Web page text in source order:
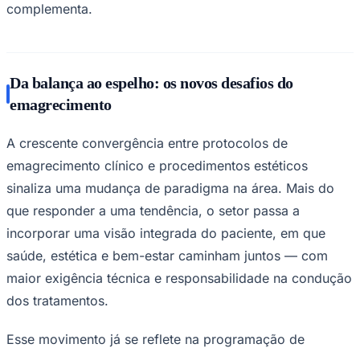
São Paulo
complementa.
Da balança ao espelho: os novos desafios do
emagrecimento
A crescente convergência entre protocolos de
emagrecimento clínico e procedimentos estéticos
sinaliza uma mudança de paradigma na área. Mais do
que responder a uma tendência, o setor passa a
incorporar uma visão integrada do paciente, em que
saúde, estética e bem-estar caminham juntos — com
maior exigência técnica e responsabilidade na condução
dos tratamentos.
Esse movimento já se reflete na programação de